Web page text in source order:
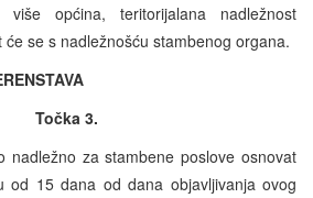
općina, teritorijalana nadležnost
se s nadležnošću stambenog organa.
Točka 3.
nadležno za stambene poslove osnovat
od 15 dana od dana objavljivanja ovog